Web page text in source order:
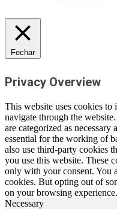
Fechar
Privacy Overview
This website uses cookies
navigate through the
are categorized as
essential for the working of
also use third-party cookies
you use this website. These
only with your consent. You
cookies. But opting out of
on your browsing experience.
Necessary